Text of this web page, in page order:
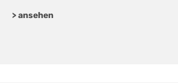
> ansehen